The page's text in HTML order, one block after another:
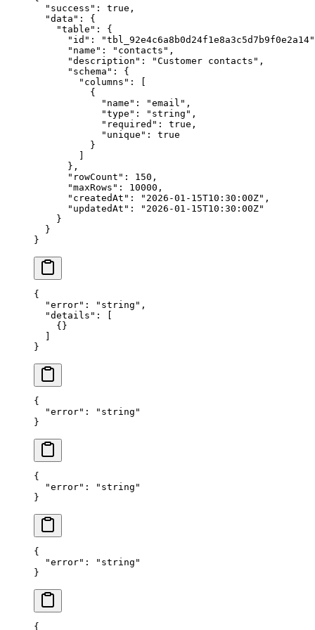
  "success"
: true ,
  "data"
: {
    "table"
: {
      "id"
:
"tbl_92e4c6a8b0d24f1e8a3c5d7b9f0e2a14"
      "name"
: "contacts" ,
      "description"
: "Customer contacts" ,
      "schema"
: {
        "columns"
: [
          {
            "name"
: "email" ,
            "type"
: "string" ,
            "required"
: true ,
            "unique"
: true
          }
        ]
      },
      "rowCount"
: 150 ,
      "maxRows"
: 10000 ,
      "createdAt"
: "2026-01-15T10:30:00Z" ,
      "updatedAt"
:
"2026-01-15T10:30:00Z"
    }
  }
}
{
  "error"
: "string" ,
  "details"
: [
    {}
  ]
}
{
  "error"
:
"string"
}
{
  "error"
:
"string"
}
{
  "error"
:
"string"
}
{